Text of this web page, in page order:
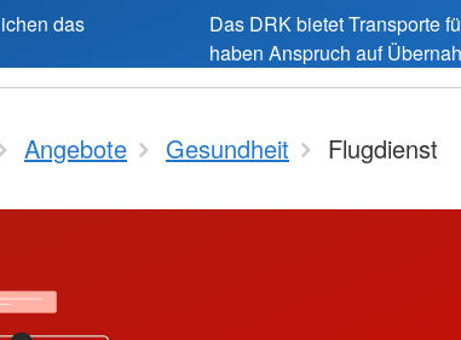
das
Das DRK bietet Transporte
haben Anspruch auf
Angebote Gesundheit Flugdienst